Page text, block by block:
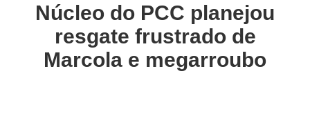
Núcleo do PCC planejou
resgate frustrado de
Marcola e megarroubo